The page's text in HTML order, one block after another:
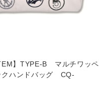
】TYPE-B マルチワッペ
クハンドバッグ CQ-